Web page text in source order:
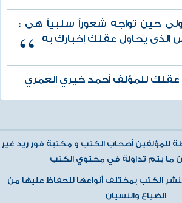
حين تواجه شعوراً سلبياً هى :
الذى يحاول عقلك إخبارك به
للمؤلف أحمد خيري العمري
للمؤلفين أصحاب الكتب و مكتبة فور ريد غير
ما يتم تداولة في محتوي الكتب
الكتب بمختلف أنواعها للحفاظ عليها من
الضياع والنسيان